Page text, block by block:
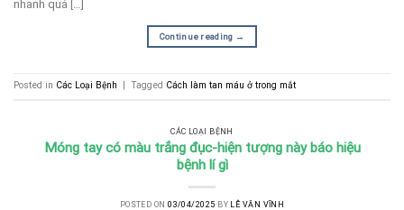
nhanh quá […]
Continue reading →
Posted in Các Loại Bệnh Tagged Cách làm tan máu ở trong mắt
CÁC LOẠI BỆNH
Móng tay có màu trắng đục-hiện tượng này báo hiệu
bệnh lí gì
POSTED ON03/04/2025 BY LÊ VĂN VĨNH